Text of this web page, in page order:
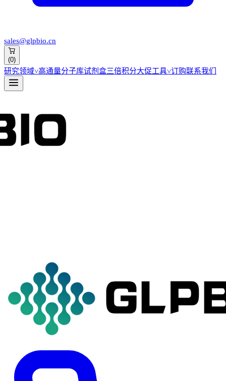
sales@glpbio.cn
(0)
研究领域˅高通量分子库试剂盒三倍积分大促工具˅订购联系我们